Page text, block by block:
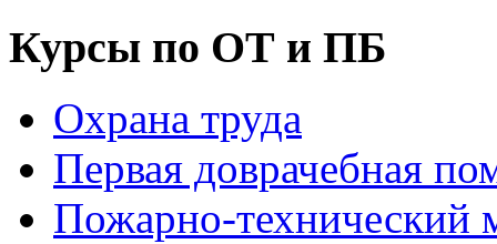
Курсы по ОТ и ПБ
Охрана труда
Первая доврачебная
Пожарно-технический